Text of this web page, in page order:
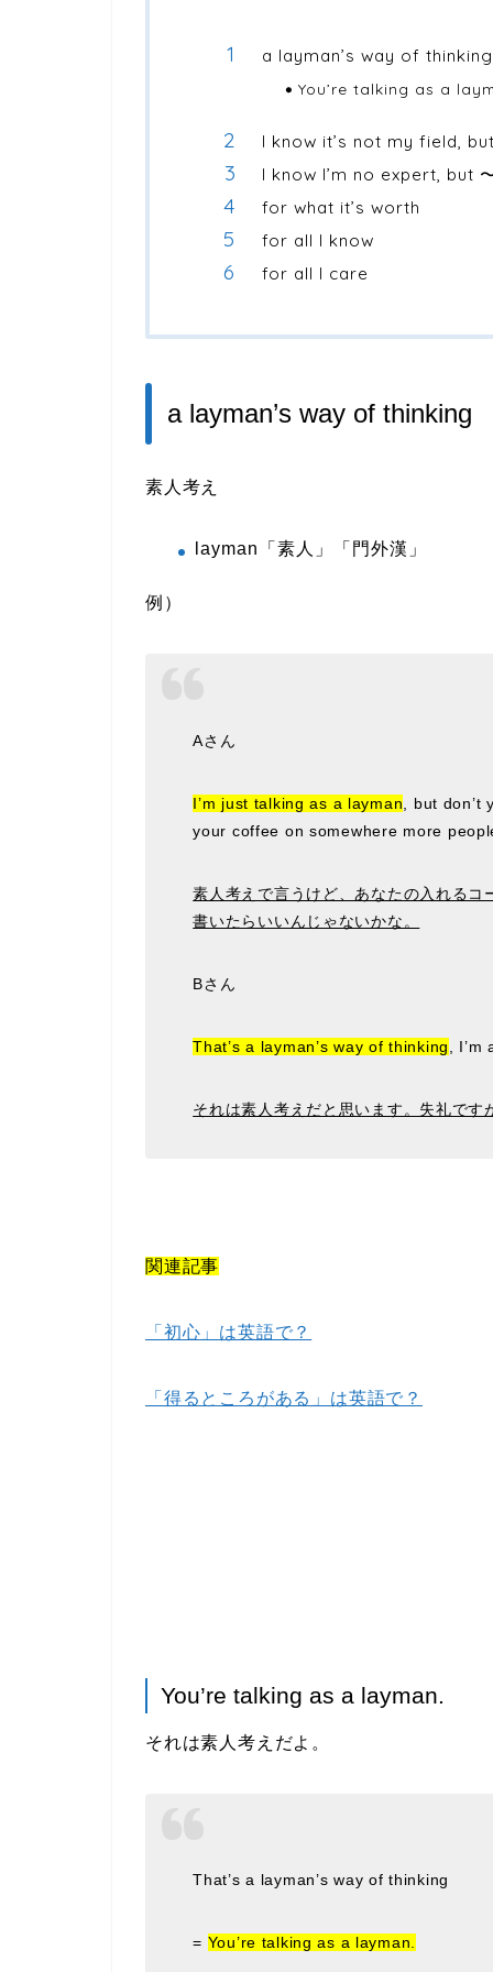
a layman’s way of thinking
You’re talking as a
I know it’s not my field,
I know I’m no expert, but
for what it’s worth
for all I know
for all I care
a layman’s way of thinking
素人考え
layman「素人」「門外漢」
例）
Aさん
I’m just talking as a layman , but
your coffee on somewhere more
素人考えで言うけど、あなたの入れるコ
書いたらいいんじゃないかな。
Bさん
That’s a layman’s way of thinking , I’m
それは素人考えだと思います。失礼です
関連記事
「初心」は英語で？
「得るところがある」は英語で？
You’re talking as a layman.
それは素人考えだよ。
That’s a layman’s way of thinking
= You’re talking as a layman.